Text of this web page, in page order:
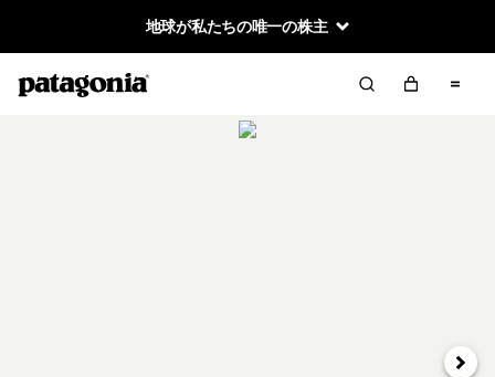
地球が私たちの唯一の株主
次へ